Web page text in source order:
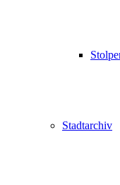
Stadtarchiv